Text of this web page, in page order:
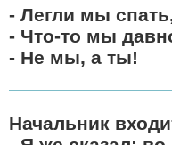
- Легли мы
- Что-то мы
- Не мы, а ты!
Начальник